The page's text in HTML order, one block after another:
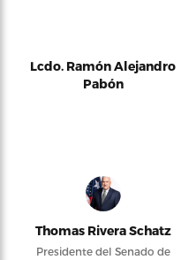
Lcdo. Ramón Alejandro
Pabón
Thomas Rivera Schatz
Presidente del Senado de